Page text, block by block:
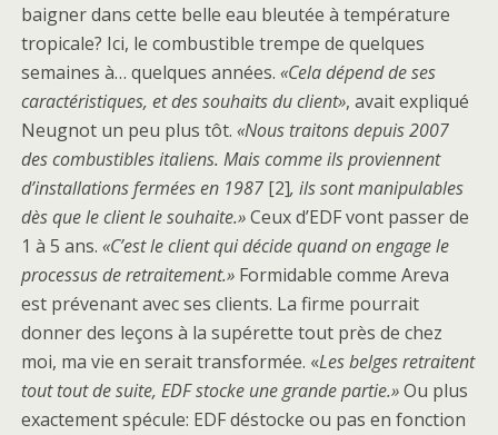
baigner dans cette belle eau bleutée à température
tropicale? Ici, le combustible trempe de quelques
semaines à… quelques années. «Cela dépend de ses
caractéristiques, et des souhaits du client», avait expliqué
Neugnot un peu plus tôt. «Nous traitons depuis 2007
des combustibles italiens. Mais comme ils proviennent
d’installations fermées en 1987 [2], ils sont manipulables
dès que le client le souhaite.»Ceux d’EDF vont passer de
1 à 5 ans. «C’est le client qui décide quand on engage le
processus de retraitement.» Formidable comme Areva
est prévenant avec ses clients. La firme pourrait
donner des leçons à la supérette tout près de chez
moi, ma vie en serait transformée. «Les belges retraitent
tout tout de suite, EDF stocke une grande partie.»Ou plus
exactement spécule: EDF déstocke ou pas en fonction